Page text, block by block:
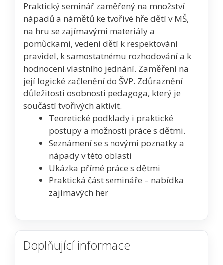
Praktický seminář zaměřený na množství
nápadů a námětů ke tvořivé hře dětí v MŠ,
na hru se zajímavými materiály a
pomůckami, vedení dětí k respektování
pravidel, k samostatnému rozhodování a k
hodnocení vlastního jednání. Zaměření na
její logické začlenění do ŠVP. Zdůraznění
důležitosti osobnosti pedagoga, který je
součástí tvořivých aktivit.
Teoretické podklady i praktické
postupy a možnosti práce s dětmi.
Seznámení se s novými poznatky a
nápady v této oblasti
Ukázka přímé práce s dětmi
Praktická část semináře – nabídka
zajímavých her
Doplňující informace